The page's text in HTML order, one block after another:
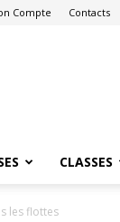
Compte Contacts
CLASSES
les flottes